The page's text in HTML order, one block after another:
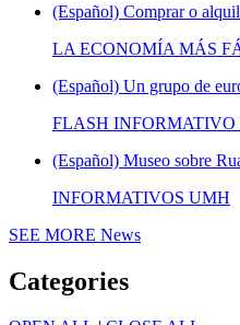
(Español) Comprar o
LA ECONOMÍA MÁS
(Español) Un grupo de
FLASH INFORMATIVO
(Español) Museo sobre
INFORMATIVOS UMH
SEE MORE News
Categories